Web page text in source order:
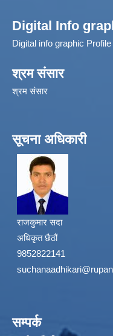
Digital Info
Digital info graphic Profile
श्रम संसार
श्रम संसार
सूचना अधिकारी
राजकुमार सदा
अधिकृत छैठौं
9852822141
सम्पर्क